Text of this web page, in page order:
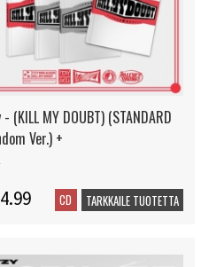
(KILL MY DOUBT) (STANDARD
Ver.) +
CD TARKKAILE TUOTETTA